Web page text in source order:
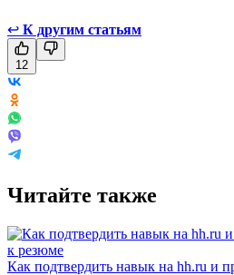
↩ К другим статьям
12
Читайте также
Как подтвердить навык на hh.ru и